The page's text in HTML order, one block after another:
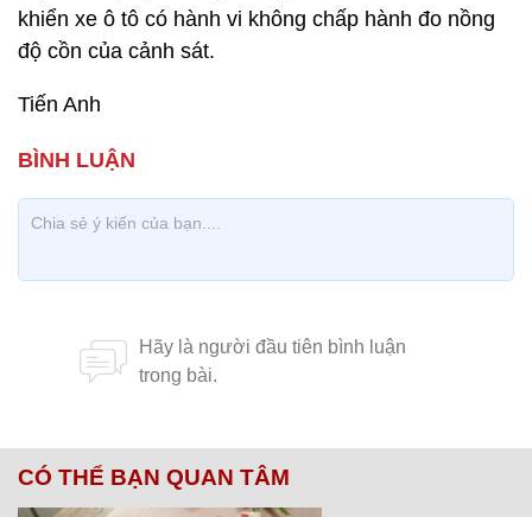
khiển xe ô tô có hành vi không chấp hành đo nồng
độ cồn của cảnh sát.
Tiến Anh
CÓ THỂ BẠN QUAN TÂM